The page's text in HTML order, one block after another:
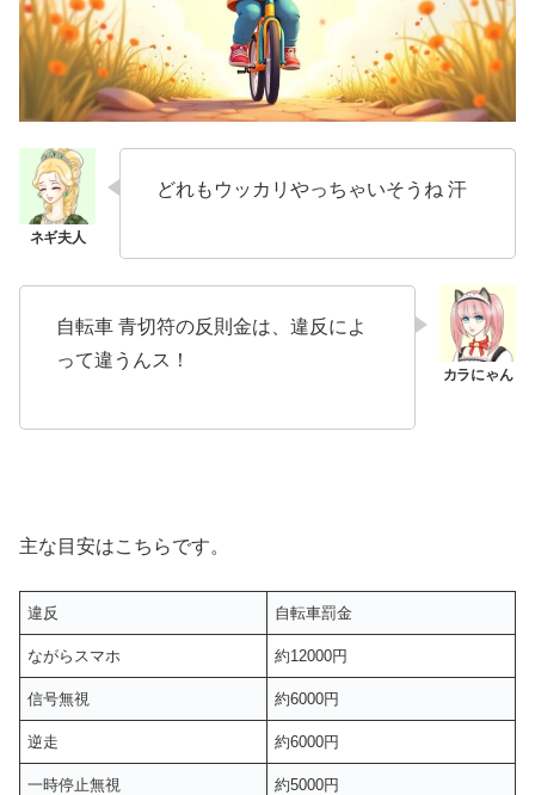
どれもウッカリやっちゃいそうね 汗
自転車 青切符の反則金は、違反によ
って違うんス！
主な目安はこちらです。
違反 自転車罰金
ながらスマホ 約12000円
信号無視 約6000円
逆走 約6000円
一時停止無視 約5000円